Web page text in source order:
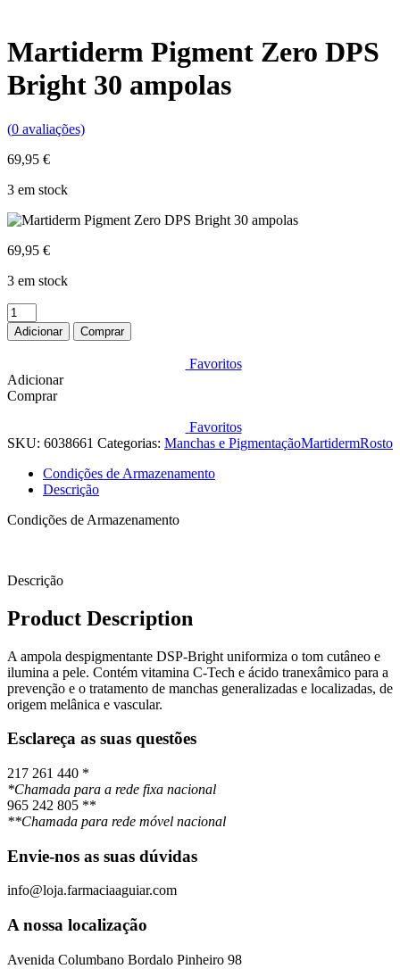
Martiderm Pigment Zero DPS
Bright 30 ampolas
(0 avaliações)
69,95 €
3 em stock
69,95 €
3 em stock
Quantidade
de
Martiderm
Zero
DPS
Bright
ampolas
Adicionar Comprar
Favoritos
Adicionar
Comprar
Favoritos
SKU: 6038661 Categorias: Manchas e PigmentaçãoMartidermRosto
Condições de Armazenamento
Descrição
Condições de Armazenamento
Descrição
Product Description
A ampola despigmentante DSP-Bright uniformiza o tom cutâneo e
ilumina a pele. Contém vitamina C-Tech e ácido tranexâmico para a
prevenção e o tratamento de manchas generalizadas e localizadas, de
origem melânica e vascular.
Esclareça as suas questões
217 261 440 *
*Chamada para a rede fixa nacional
965 242 805 **
**Chamada para rede móvel nacional
Envie-nos as suas dúvidas
info@loja.farmaciaaguiar.com
A nossa localização
Avenida Columbano Bordalo Pinheiro 98